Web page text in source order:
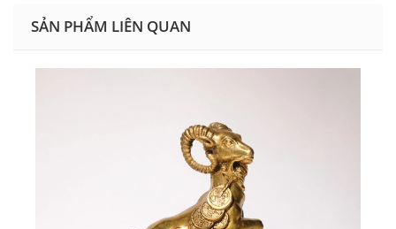
SẢN PHẨM LIÊN QUAN